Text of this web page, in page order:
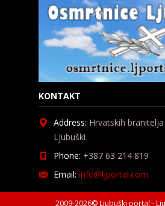
KONTAKT
Address: Hrvatskih
Ljubuški
Phone: +387 63 214 819
Email: info@ljportal.com
2009-2026© Ljubuški portal -